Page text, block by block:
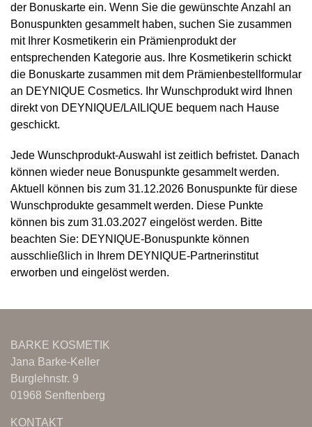
der Bonuskarte ein. Wenn Sie die gewünschte Anzahl an
Bonuspunkten gesammelt haben, suchen Sie zusammen
mit Ihrer Kosmetikerin ein Prämienprodukt der
entsprechenden Kategorie aus. Ihre Kosmetikerin schickt
die Bonuskarte zusammen mit dem Prämienbestellformular
an DEYNIQUE Cosmetics. Ihr Wunschprodukt wird Ihnen
direkt von DEYNIQUE/LAILIQUE bequem nach Hause
geschickt.
Jede Wunschprodukt-Auswahl ist zeitlich befristet. Danach
können wieder neue Bonuspunkte gesammelt werden.
Aktuell können bis zum 31.12.2026 Bonuspunkte für diese
Wunschprodukte gesammelt werden. Diese Punkte
können bis zum 31.03.2027 eingelöst werden. Bitte
beachten Sie: DEYNIQUE-Bonuspunkte können
ausschließlich in Ihrem DEYNIQUE-Partnerinstitut
erworben und eingelöst werden.
BARKE KOSMETIK
Jana Barke-Keller
Burglehnstr. 9
01968 Senftenberg
KONTAKT